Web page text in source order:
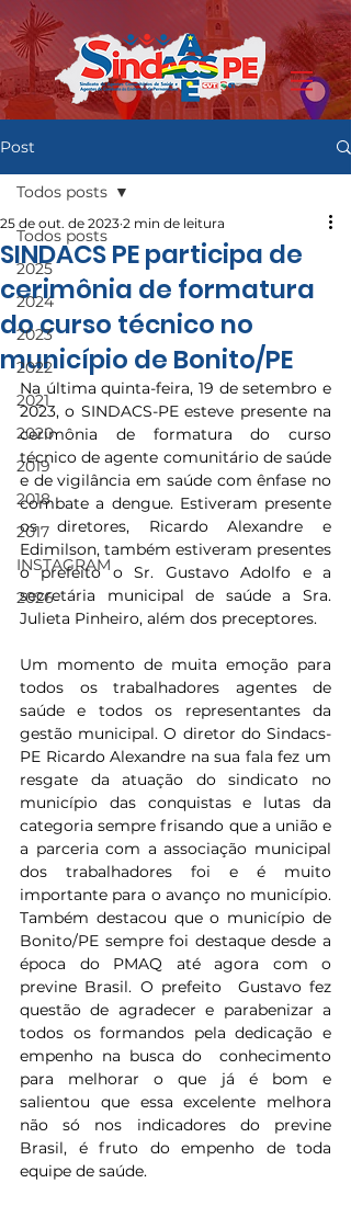
Post
Todos posts
2025
2024
2023
2022
2021
2020
2019
2018
2017
INSTAGRAM
2026
Todos posts
SINDACS PE participa de
cerimônia de formatura
do curso técnico no
município de Bonito/PE
25 de out. de 2023 2 min de leitura
Na última quinta-feira, 19 de setembro e
2023, o SINDACS-PE esteve presente na
cerimônia de formatura do curso
técnico de agente comunitário de saúde
e de vigilância em saúde com ênfase no
combate a dengue. Estiveram presente
os diretores, Ricardo Alexandre e
Edimilson, também estiveram presentes
o prefeito o Sr. Gustavo Adolfo e a
secretária municipal de saúde a Sra.
Julieta Pinheiro, além dos preceptores.
Um momento de muita emoção para
todos os trabalhadores agentes de
saúde e todos os representantes da
gestão municipal. O diretor do Sindacs-
PE Ricardo Alexandre na sua fala fez um
resgate da atuação do sindicato no
município das conquistas e lutas da
categoria sempre frisando que a união e
a parceria com a associação municipal
dos trabalhadores foi e é muito
importante para o avanço no município.
Também destacou que o município de
Bonito/PE sempre foi destaque desde a
época do PMAQ até agora com o
previne Brasil. O prefeito  Gustavo fez
questão de agradecer e parabenizar a
todos os formandos pela dedicação e
empenho na busca do  conhecimento
para melhorar o que já é bom e
salientou que essa excelente melhora
não só nos indicadores do previne
Brasil, é fruto do empenho de toda
equipe de saúde.